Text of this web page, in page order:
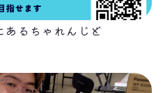
るちゃれんじど